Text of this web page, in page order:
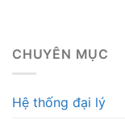
CHUYÊN MỤC
Hệ thống đại lý